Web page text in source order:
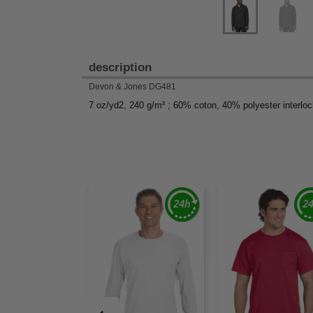
description
Devon & Jones DG481
7 oz/yd2, 240 g/m² ; 60% coton, 40% polyester